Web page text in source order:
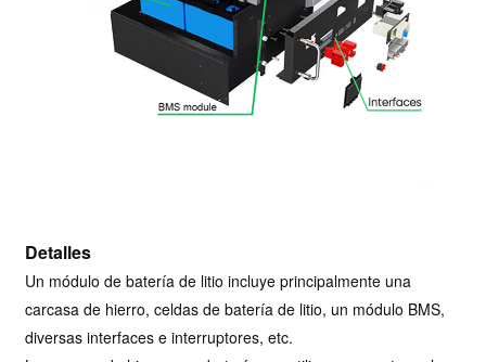
Detalles
Un módulo de batería de litio incluye principalmente una
carcasa de hierro, celdas de batería de litio, un módulo BMS,
diversas interfaces e interruptores, etc.